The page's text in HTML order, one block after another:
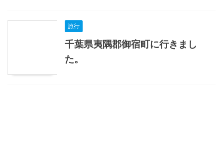
旅行
千葉県夷隅郡御宿町に行きまし
た。